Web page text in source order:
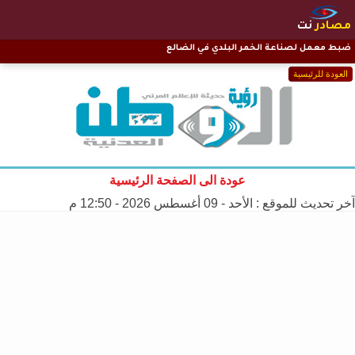
مصادرنت
العودة للرئيسية
ضبط معمل لصناعة الخمر البلدي في الضالع